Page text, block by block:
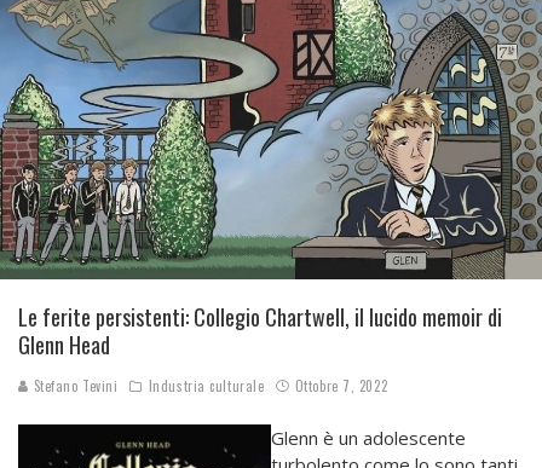
Le ferite persistenti: Collegio Chartwell, il lucido memoir di
Glenn Head
Stefano Tevini Industria culturale Ottobre 7, 2022
Glenn è un adolescente